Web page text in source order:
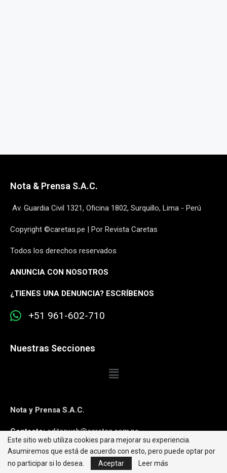
Nota & Prensa S.A.C.
Av. Guardia Civil 1321, Oficina 1802, Surquillo, Lima - Perú
Copyright ©caretas.pe | Por Revista Caretas
Todos los derechos reservados
ANUNCIA CON NOSOTROS
¿TIENES UNA DENUNCIA? ESCRÍBENOS
+51 961-602-710
Nuestras Secciones
Nota y Prensa S.A.C.
Contacto:editorweb@caretas.com.pe
Síguenos:
Este sitio web utiliza cookies para mejorar su experiencia.
Asumiremos que está de acuerdo con esto, pero puede optar por
no participar si lo desea.
Aceptar Leer más